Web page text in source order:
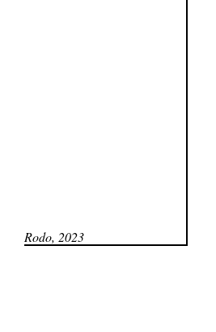
Rodo, 2023